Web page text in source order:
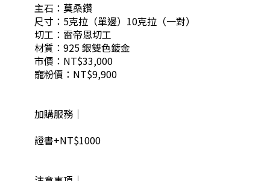
主石：莫桑鑽
尺寸：5克拉（單邊）10克拉（一對）
切工：雷帝恩切工
材質：925 銀雙色鍍金
市價：NT$33,000
寵粉價：NT$9,900
加購服務｜
證書+NT$1000